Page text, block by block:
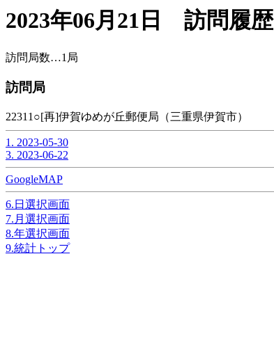
2023年06月21日 訪問履歴
訪問局数…1局
訪問局
22311○[再]伊賀ゆめが丘郵便局（三重県伊賀市）
1. 2023-05-30
3. 2023-06-22
GoogleMAP
6.日選択画面
7.月選択画面
8.年選択画面
9.統計トップ